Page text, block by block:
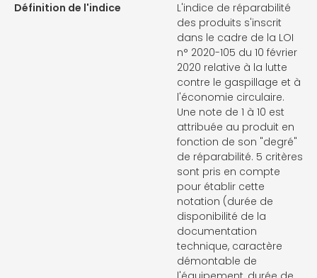
Définition de l'indice
L'indice de réparabilité
des produits s'inscrit
dans le cadre de la LOI
n° 2020-105 du 10 février
2020 relative à la lutte
contre le gaspillage et à
l'économie circulaire.
Une note de 1 à 10 est
attribuée au produit en
fonction de son "degré"
de réparabilité. 5 critères
sont pris en compte
pour établir cette
notation (durée de
disponibilité de la
documentation
technique, caractère
démontable de